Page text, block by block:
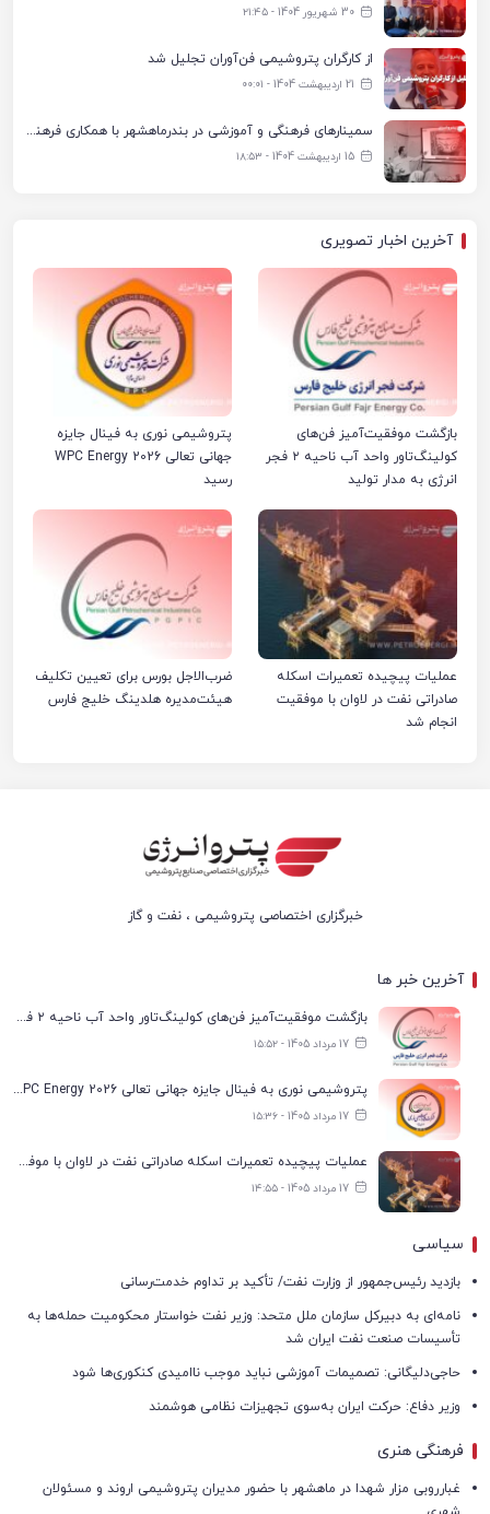
30 شهریور 1404 - ۲۱:۴۵
از کارگران پتروشیمی فن‌آوران تجلیل شد
21 اردیبهشت 1404 - ۰۰:۰۱
سمینارهای فرهنگی و آموزشی در بندرماهشهر با همکاری فرهنگ‌سرای پتروشیمی مارون
15 اردیبهشت 1404 - ۱۸:۵۳
آخرین اخبار تصویری
بازگشت موفقیت‌آمیز فن‌های
کولینگ‌تاور واحد آب ناحیه ۲ فجر
انرژی به مدار تولید
پتروشیمی نوری به فینال جایزه
جهانی تعالی WPC Energy 2026
رسید
عملیات پیچیده تعمیرات اسکله
صادراتی نفت در لاوان با موفقیت
انجام شد
ضرب‌الاجل بورس برای تعیین تکلیف
هیئت‌مدیره هلدینگ خلیج فارس
خبرگزاری اختصاصی پتروشیمی ، نفت و گاز
آخرین خبر ها
بازگشت موفقیت‌آمیز فن‌های کولینگ‌تاور واحد آب ناحیه ۲ فجر انرژی به مدار تولید
17 مرداد 1405 - ۱۵:۵۲
پتروشیمی نوری به فینال جایزه جهانی تعالی WPC Energy 2026 رسید
17 مرداد 1405 - ۱۵:۳۶
عملیات پیچیده تعمیرات اسکله صادراتی نفت در لاوان با موفقیت انجام شد
17 مرداد 1405 - ۱۴:۵۵
سیاسی
بازدید رئیس‌جمهور از وزارت نفت/ تأکید بر تداوم خدمت‌رسانی
نامه‌ای به دبیرکل سازمان ملل متحد: وزیر نفت خواستار محکومیت حمله‌ها به
تأسیسات صنعت نفت ایران شد
حاجی‌دلیگانی: تصمیمات آموزشی نباید موجب ناامیدی کنکوری‌ها شود
وزیر دفاع: حرکت ایران به‌سوی تجهیزات نظامی هوشمند
فرهنگی هنری
غبارروبی مزار شهدا در ماهشهر با حضور مدیران پتروشیمی اروند و مسئولان